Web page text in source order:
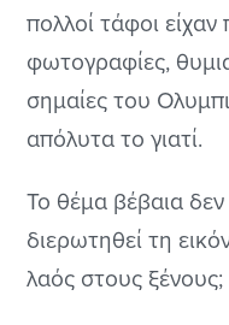
πολλοί τάφοι
φωτογραφίες,
σημαίες του
απόλυτα το γιατί.
Το θέμα βέβαια δεν
διερωτηθεί τη
λαός στους ξένους;